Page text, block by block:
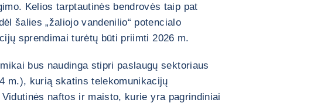
Kelios tarptautinės bendrovės taip pat
šalies „žaliojo vandenilio“ potencialo
sprendimai turėtų būti priimti 2026 m.
bus naudinga stipri paslaugų sektoriaus
m.), kurią skatins telekomunikacijų
naftos ir maisto, kurie yra pagrindiniai